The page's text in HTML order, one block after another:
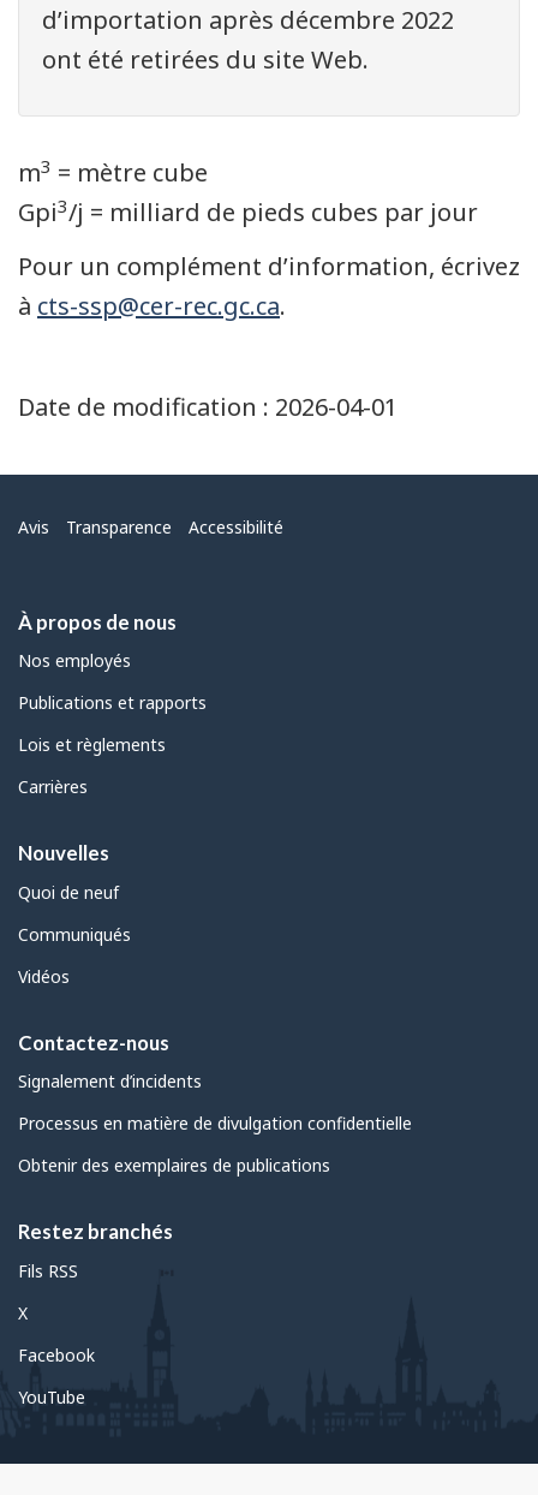
d’importation après décembre 2022
ont été retirées du site Web.
m3 = mètre cube
Gpi3/j = milliard de pieds cubes par jour
Pour un complément d’information, écrivez
à cts-ssp@cer-rec.gc.ca.
Date de modification : 2026-04-01
Menu
Avis Transparence Accessibilité
À propos de nous
Nos employés
Publications et rapports
Lois et règlements
Carrières
Nouvelles
Quoi de neuf
Communiqués
Vidéos
Contactez-nous
Signalement d’incidents
Processus en matière de divulgation confidentielle
Obtenir des exemplaires de publications
Restez branchés
Fils RSS
X
Facebook
YouTube